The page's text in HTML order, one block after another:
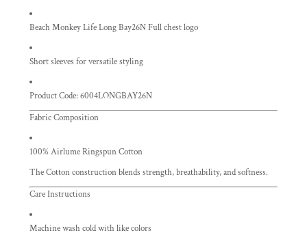
Beach Monkey Life Long Bay26N Full chest logo
Short sleeves for versatile styling
Product Code: 6004LONGBAY26N
Fabric Composition
100% Airlume Ringspun Cotton
The Cotton construction blends strength, breathability, and softness.
Care Instructions
Machine wash cold with like colors